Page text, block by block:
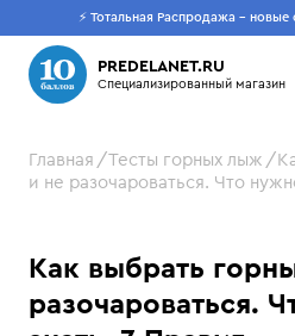
⚡ Тотальная Распродажа - новые
PREDELANET.RU
Специализированный магазин
Пусто
Что будем искать?
Главная Тесты горных лыж
и не разочароваться. Что
Как выбрать
разочароваться.